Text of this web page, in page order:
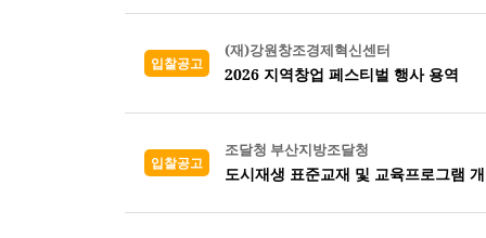
입찰공고
(재)강원창조경제혁신센터
2026 지역창업 페스티벌 행사 용역
입찰공고
조달청 부산지방조달청
도시재생 표준교재 및 교육프로그램